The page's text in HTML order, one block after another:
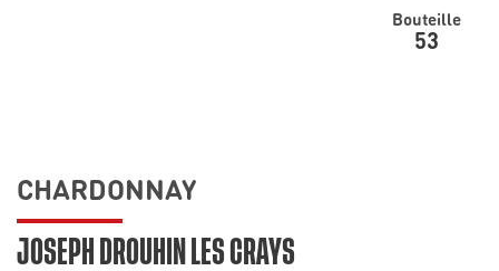
Bouteille
53
CHARDONNAY
JOSEPH DROUHIN LES CRAYS